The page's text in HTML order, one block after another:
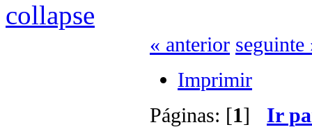
« anterior seguinte
Imprimir
Páginas: [1] Ir